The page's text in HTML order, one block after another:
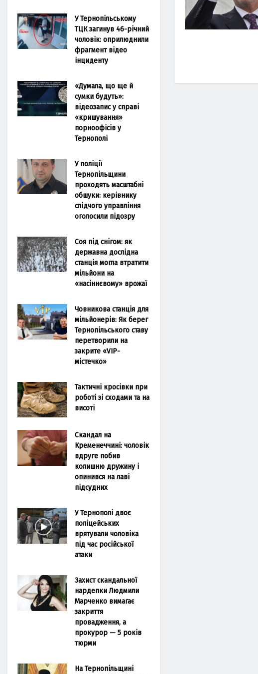
У Тернопільському
ТЦК загинув 46-річний
чоловік: оприлюднили
фрагмент відео
інциденту
«Думала, що ще й
сумки будуть»:
відеозапис у справі
«кришування»
порноофісів у
Тернополі
У поліції
Тернопільщини
проходять масштабні
обшуки: керівнику
слідчого управління
оголосили підозру
Соя під снігом: як
державна дослідна
станція могла втратити
мільйони на
«насіннєвому» врожаї
Човникова станція для
мільйонерів: Як берег
Тернопільського ставу
перетворили на
закрите «VIP-
містечко»
Тактичні кросівки при
роботі зі сходами та на
висоті
Скандал на
Кременеччині: чоловік
вдруге побив
колишню дружину і
опинився на лаві
підсудних
У Тернополі двоє
поліцейських
врятували чоловіка
під час російської
атаки
Захист скандальної
нардепки Людмили
Марченко вимагає
закриття
провадження, а
прокурор — 5 років
тюрми
На Тернопільщині